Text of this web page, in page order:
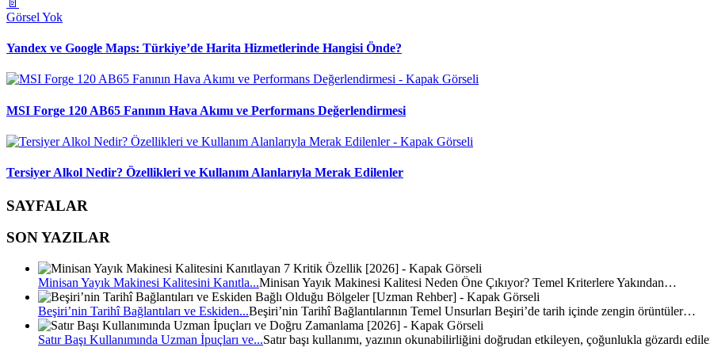
📄
Görsel Yok
Yandex ve Google Maps: Türkiye’de Harita Hizmetlerinde Hangisi Önde?
MSI Forge 120 AB65 Fanının Hava Akımı ve Performans Değerlendirmesi
Tersiyer Alkol Nedir? Özellikleri ve Kullanım Alanlarıyla Merak Edilenler
SAYFALAR
SON YAZILAR
Minisan Yayık Makinesi Kalitesini Kanıtla...Minisan Yayık Makinesi Kalitesi Neden Öne Çıkıyor? Temel Kriterlere Yakından…
Beşiri’nin Tarihî Bağlantıları ve Eskiden...Beşiri’nin Tarihî Bağlantılarının Temel Unsurları Beşiri’de tarih içinde zengin örüntüler…
Satır Başı Kullanımında Uzman İpuçları ve...Satır başı kullanımı, yazının okunabilirliğini doğrudan etkileyen, çoğunlukla gözardı